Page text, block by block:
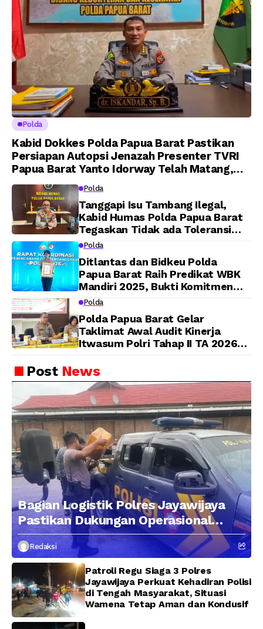
Polda
Kabid Dokkes Polda Papua Barat Pastikan
Persiapan Autopsi Jenazah Presenter TVRI
Papua Barat Yanto Idorway Telah Matang,
Pelaksanaan Dijadwalkan Kamis
Polda
Tanggapi Isu Tambang Ilegal,
Kabid Humas Polda Papua Barat
Tegaskan Tidak ada Toleransi
bagi Oknum Anggota
Polda
Ditlantas dan Bidkeu Polda
Papua Barat Raih Predikat WBK
Mandiri 2025, Bukti Komitmen
Wujudkan Pelayanan Bersih dan
Polda
Polda Papua Barat Gelar
Taklimat Awal Audit Kinerja
Itwasum Polri Tahap II TA 2026
Pengendalian
PostNews
Bagian Logistik Polres Jayawijaya
Pastikan Dukungan Operasional
Kepolisian Berjalan Optimal
Redaksi
Patroli Regu Siaga 3 Polres
Jayawijaya Perkuat Kehadiran Polisi
di Tengah Masyarakat, Situasi
Wamena Tetap Aman dan Kondusif